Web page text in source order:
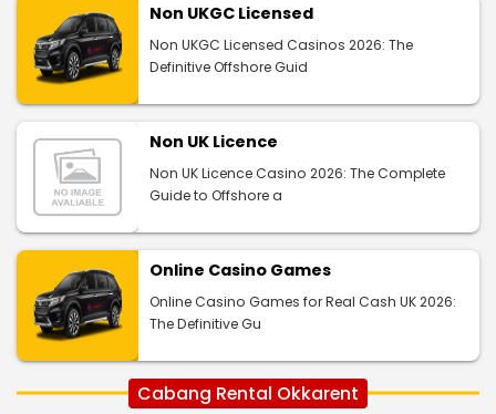
Non UKGC Licensed
Non UKGC Licensed Casinos 2026: The
Definitive Offshore Guid
Non UK Licence
Non UK Licence Casino 2026: The Complete
Guide to Offshore a
Online Casino Games
Online Casino Games for Real Cash UK 2026:
The Definitive Gu
Cabang Rental Okkarent